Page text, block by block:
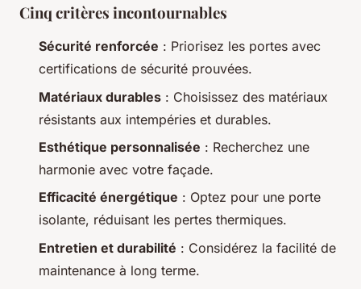
Cinq critères incontournables
Sécurité renforcée : Priorisez les portes avec
certifications de sécurité prouvées.
Matériaux durables : Choisissez des matériaux
résistants aux intempéries et durables.
Esthétique personnalisée : Recherchez une
harmonie avec votre façade.
Efficacité énergétique : Optez pour une porte
isolante, réduisant les pertes thermiques.
Entretien et durabilité : Considérez la facilité de
maintenance à long terme.